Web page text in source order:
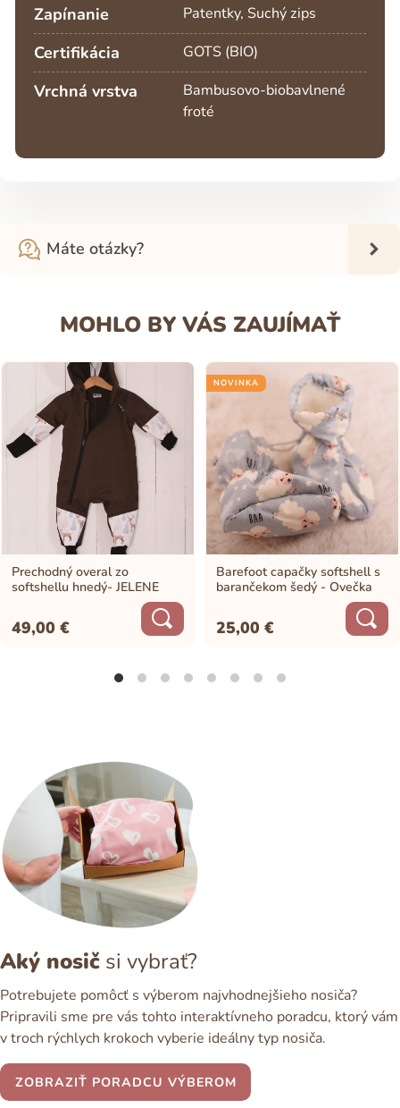
Zapínanie Patentky, Suchý zips
Certifikácia GOTS (BIO)
Vrchná vrstva
Bambusovo-biobavlnené
froté
Máte otázky?
MOHLO BY VÁS ZAUJÍMAŤ
Prechodný overal zo
softshellu hnedý- JELENE
49,00€
NOVINKA
Barefoot capačky softshell s
barančekom šedý - Ovečka
25,00€
Aký nosič si vybrať?
Potrebujete pomôcť s výberom najvhodnejšieho nosiča?
Pripravili sme pre vás tohto interaktívneho poradcu, ktorý vám
v troch rýchlych krokoch vyberie ideálny typ nosiča.
ZOBRAZIŤ PORADCU VÝBEROM